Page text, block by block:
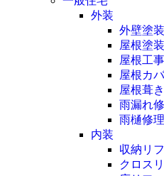
外装
外壁塗装
屋根塗装
屋根工事
屋根カ
屋根葺
雨漏れ
雨樋修理
内装
収納リ
クロス